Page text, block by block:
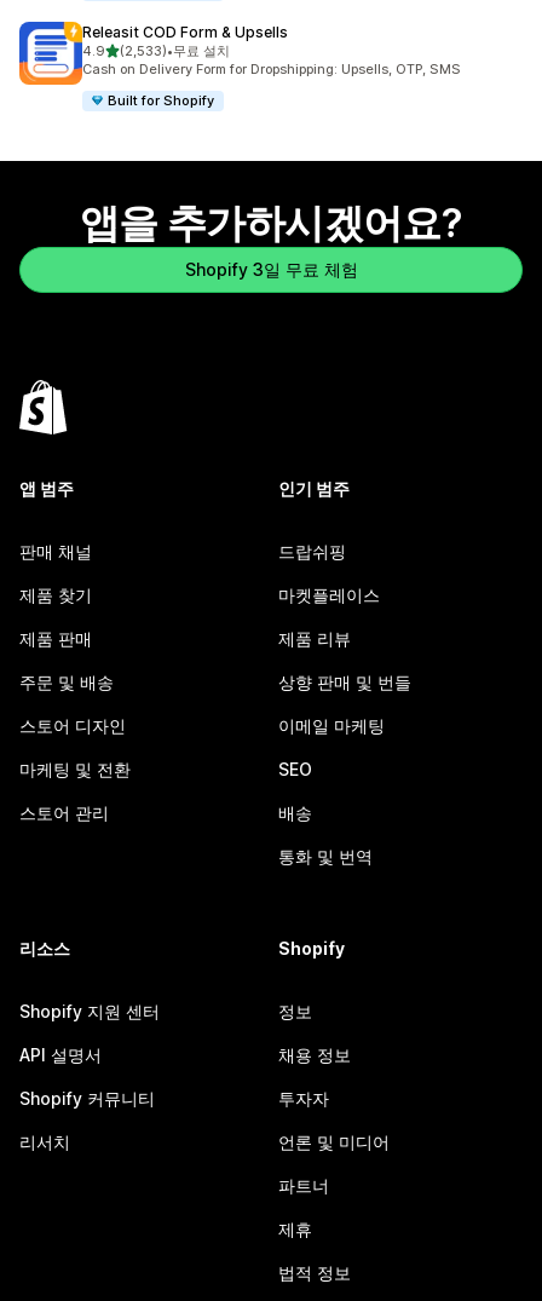
Releasit COD Form & Upsells
4.9별 5개 중
(2,533)
총 리뷰 2533개
•무료 설치
Cash on Delivery Form for Dropshipping: Upsells, OTP, SMS
Built for Shopify
앱을 추가하시겠어요?
Shopify 3일 무료 체험
앱 범주
판매 채널
제품 찾기
제품 판매
주문 및 배송
스토어 디자인
마케팅 및 전환
스토어 관리
인기 범주
드랍쉬핑
마켓플레이스
제품 리뷰
상향 판매 및 번들
이메일 마케팅
SEO
배송
통화 및 번역
리소스
Shopify 지원 센터
API 설명서
Shopify 커뮤니티
리서치
Shopify
정보
채용 정보
투자자
언론 및 미디어
파트너
제휴
법적 정보